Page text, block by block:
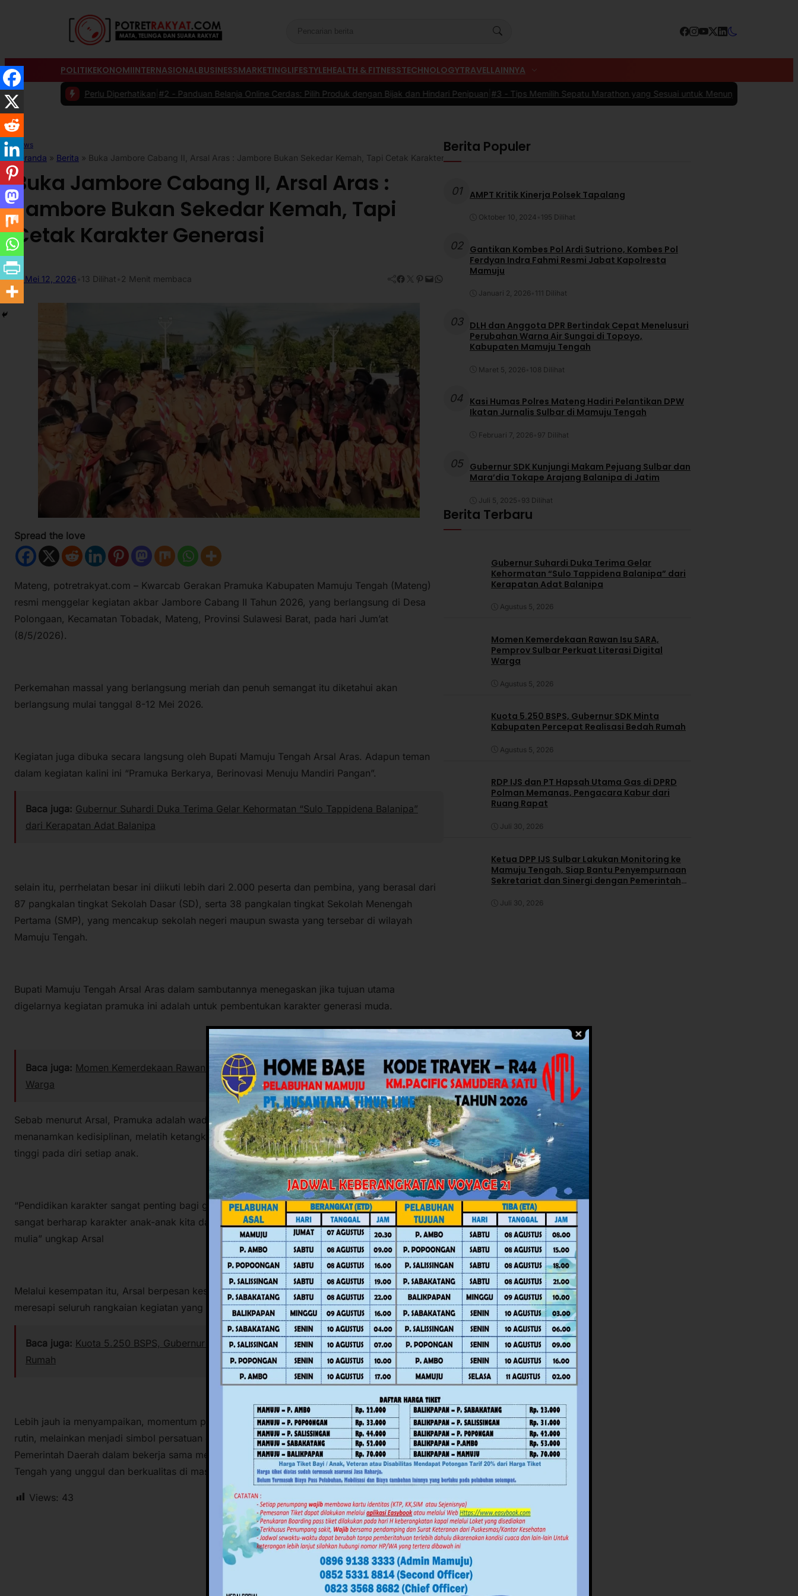
POLITIKEKONOMIINTERNASIONALBUSINESSMARKETINGLIFESTYLEHEALTH & FITNESSTECHNOLOGYTRAVELLAINNYA
Perlu Diperhatikan #2 - Panduan Belanja Online Cerdas: Pilih Produk dengan Bijak dan Hindari Penipuan|#3 -Tips Memilih Sepatu Marathon yang Sesuai untuk Menunjang Kenyamanan dan Performa
News
Beranda » Berita » Buka Jambore Cabang II, Arsal Aras : Jambore Bukan Sekedar Kemah, Tapi Cetak Karakter Generasi
Buka Jambore Cabang II, Arsal Aras :
Jambore Bukan Sekedar Kemah, Tapi
Cetak Karakter Generasi
Mei 12, 2026 13 Dilihat 2 Menit membaca Facebook Twitter Pinterest Mail WhatsApp
Spread the love
Mateng, potretrakyat.com – Kwarcab Gerakan Pramuka Kabupaten Mamuju Tengah (Mateng)
resmi menggelar kegiatan akbar Jambore Cabang II Tahun 2026, yang berlangsung di Desa
Polongaan, Kecamatan Tobadak, Mateng, Provinsi Sulawesi Barat, pada hari Jum’at
(8/5/2026).
Perkemahan massal yang berlangsung meriah dan penuh semangat itu diketahui akan
berlangsung mulai tanggal 8-12 Mei 2026.
Kegiatan juga dibuka secara langsung oleh Bupati Mamuju Tengah Arsal Aras. Adapun teman
dalam kegiatan kalini ini “Pramuka Berkarya, Berinovasi Menuju Mandiri Pangan”.
Baca juga: Gubernur Suhardi Duka Terima Gelar Kehormatan “Sulo Tappidena Balanipa”
dari Kerapatan Adat Balanipa
selain itu, perrhelatan besar ini diikuti lebih dari 2.000 peserta dan pembina, yang berasal dari
87 pangkalan tingkat Sekolah Dasar (SD), serta 38 pangkalan tingkat Sekolah Menengah
Pertama (SMP), yang mencakup sekolah negeri maupun swasta yang tersebar di wilayah
Mamuju Tengah.
Bupati Mamuju Tengah Arsal Aras dalam sambutannya menegaskan jika tujuan utama
digelarnya kegiatan pramuka ini adalah untuk pembentukan karakter generasi muda.
Baca juga: Momen Kemerdekaan Rawan Isu SARA, Pemprov Sulbar Perkuat Literasi Digital
Warga
Sebab menurut Arsal, Pramuka adalah wadah terbaik untuk menempa kepemimpinan,
menanamkan kedisiplinan, melatih ketangkasan serta menumbuhkan rasa tanggung jawab yang
tinggi pada diri setiap anak.
“Pendidikan karakter sangat penting bagi generasi muda, melalui kegiatan Pramuka ini, kami
sangat berharap karakter anak-anak kita dapat terbentuk dengan baik, kuat, dan berakhlak
mulia” ungkap Arsal
Melalui kesempatan itu, Arsal berpesan keseluruh peserta pramuka agar mengikuti dan
meresapi seluruh rangkaian kegiatan yang telah disiapkan hingga selesai nanti.
Baca juga: Kuota 5.250 BSPS, Gubernur SDK Minta Kabupaten Percepat Realisasi Bedah
Rumah
Lebih jauh ia menyampaikan, momentum pembukaan Jambore ini bukan sekadar kegiatan
rutin, melainkan menjadi simbol persatuan dan energi besar antara Gerakan Pramuka dan
Pemerintah Daerah dalam bekerja sama membangun Sumber Daya Manusia (SDM) Mamuju
Tengah yang unggul dan berkualitas di masa depan. (***)
Views: 43
Facebook Twitter Pinterest Mail WhatsApp
Berita Populer
01 AMPT Kritik Kinerja Polsek Tapalang
Oktober 10, 2024 195 Dilihat
02
Gantikan Kombes Pol Ardi Sutriono, Kombes Pol
Ferdyan Indra Fahmi Resmi Jabat Kapolresta
Mamuju
Januari 2, 2026 111 Dilihat
03
DLH dan Anggota DPR Bertindak Cepat Menelusuri
Perubahan Warna Air Sungai di Topoyo,
Kabupaten Mamuju Tengah
Maret 5, 2026 108 Dilihat
04 Kasi Humas Polres Mateng Hadiri Pelantikan DPW
Ikatan Jurnalis Sulbar di Mamuju Tengah
Februari 7, 2026 97 Dilihat
05
Gubernur SDK Kunjungi Makam Pejuang Sulbar dan
Mara’dia Tokape Arajang Balanipa di Jatim
Juli 5, 2025 93 Dilihat
Berita Terbaru
Gubernur Suhardi Duka Terima Gelar
Kehormatan “Sulo Tappidena Balanipa” dari
Kerapatan Adat Balanipa
Agustus 5, 2026
Momen Kemerdekaan Rawan Isu SARA,
Pemprov Sulbar Perkuat Literasi Digital
Warga
Agustus 5, 2026
Kuota 5.250 BSPS, Gubernur SDK Minta
Kabupaten Percepat Realisasi Bedah Rumah
Agustus 5, 2026
RDP IJS dan PT Hapsah Utama Gas di DPRD
Polman Memanas, Pengacara Kabur dari
Ruang Rapat
Juli 30, 2026
Ketua DPP IJS Sulbar Lakukan Monitoring ke
Mamuju Tengah, Siap Bantu Penyempurnaan
Sekretariat dan Sinergi dengan Pemerintah
Juli 30, 2026